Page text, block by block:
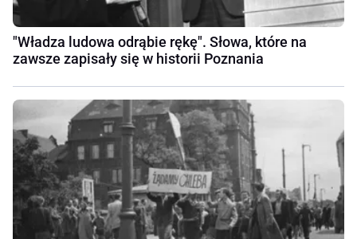
"Władza ludowa odrąbie rękę". Słowa, które na
zawsze zapisały się w historii Poznania